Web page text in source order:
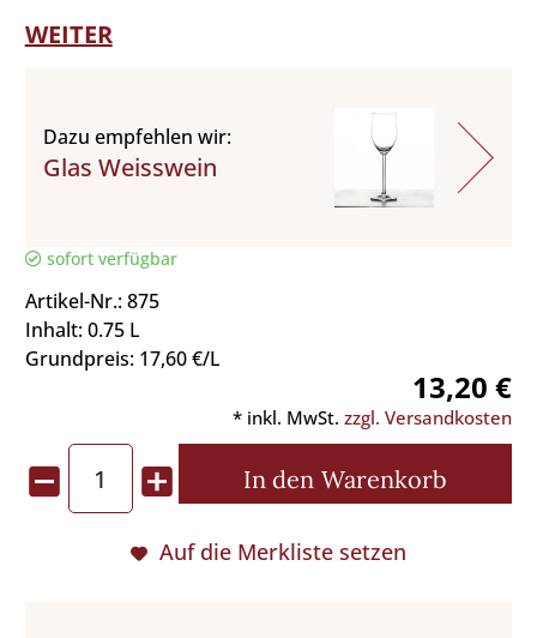
WEITER
Dazu empfehlen wir:
Glas Weisswein
sofort verfügbar
Artikel-Nr.: 875
Inhalt: 0.75 L
Grundpreis: 17,60 €/L
13,20 €
* inkl. MwSt.zzgl. Versandkosten
In den Warenkorb
Auf die Merkliste setzen